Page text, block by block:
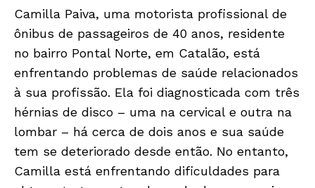
Camilla Paiva, uma motorista profissional de
ônibus de passageiros de 40 anos, residente
no bairro Pontal Norte, em Catalão, está
enfrentando problemas de saúde relacionados
à sua profissão. Ela foi diagnosticada com três
hérnias de disco – uma na cervical e outra na
lombar – há cerca de dois anos e sua saúde
tem se deteriorado desde então. No entanto,
Camilla está enfrentando dificuldades para